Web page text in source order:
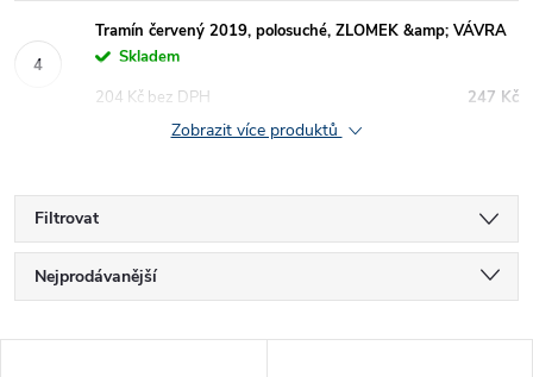
Tramín červený 2019, polosuché, ZLOMEK &amp; VÁVRA
Skladem
247 Kč
204 Kč bez DPH
Zobrazit více produktů
Filtrovat
Ř
a
Nejprodávanější